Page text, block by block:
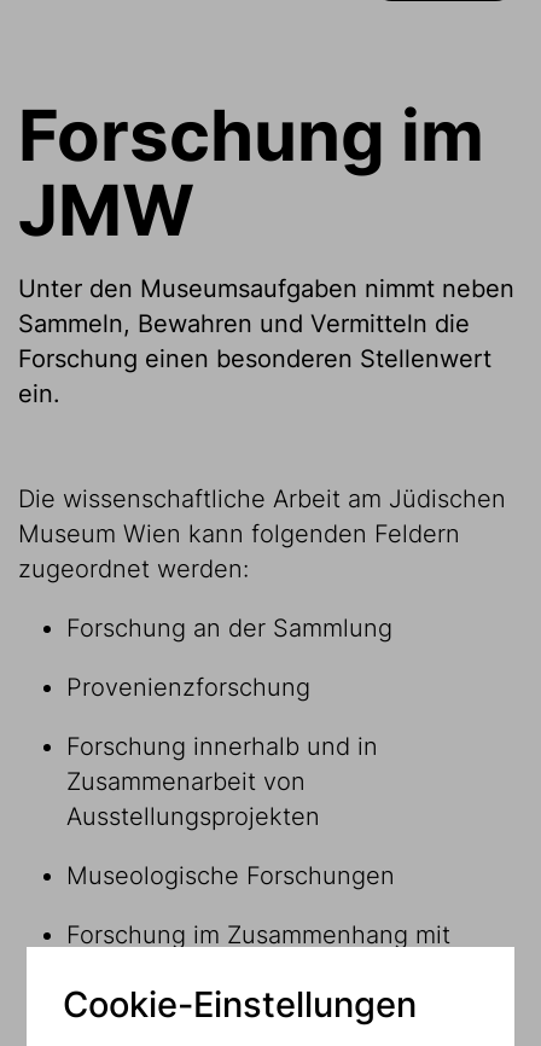
Forschung im
JMW
Unter den Museumsaufgaben nimmt neben
Sammeln, Bewahren und Vermitteln die
Forschung einen besonderen Stellenwert
ein.
Die wissenschaftliche Arbeit am Jüdischen
Museum Wien kann folgenden Feldern
zugeordnet werden:
Forschung an der Sammlung
Provenienzforschung
Forschung innerhalb und in
Zusammenarbeit von
Ausstellungsprojekten
Museologische Forschungen
Forschung im Zusammenhang mit
Cookie-Einstellungen